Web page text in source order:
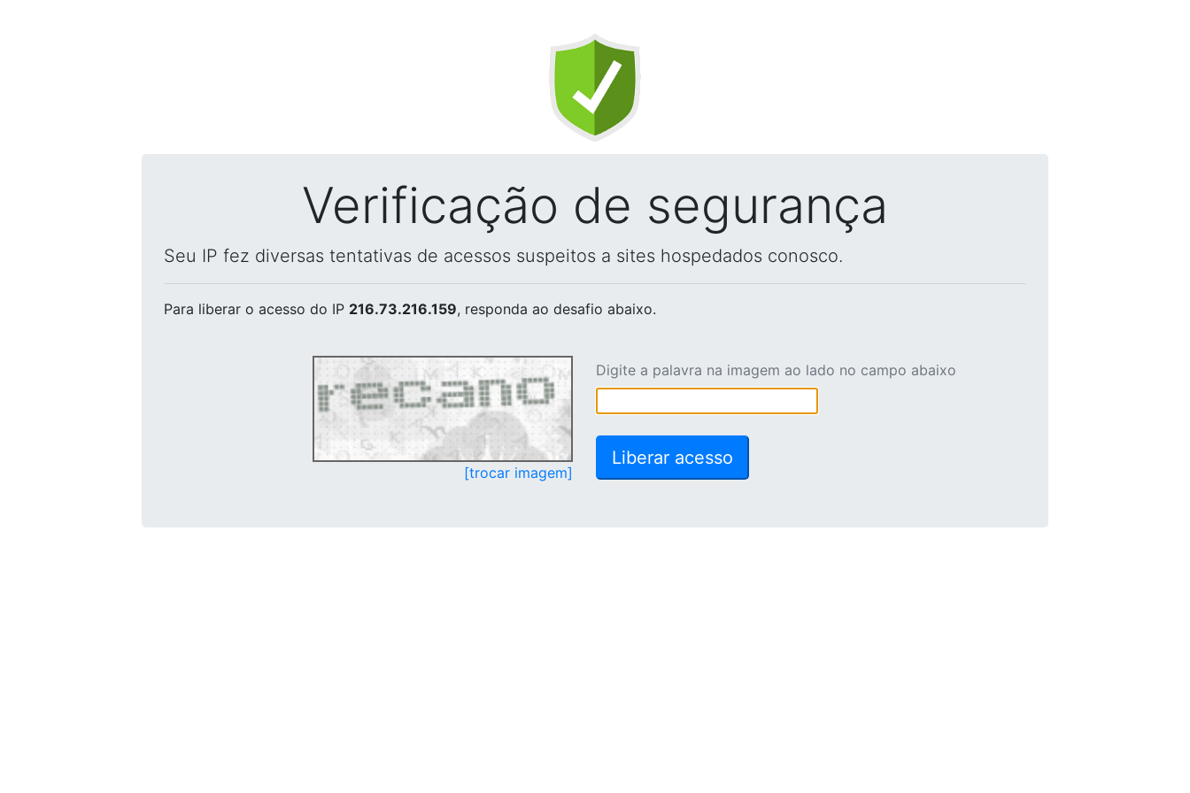
Verificação de segurança
Seu IP fez diversas tentativas de acessos suspeitos a sites hospedados conosco.
Para liberar o acesso do IP 216.73.216.159, responda ao desafio abaixo.
[trocar imagem]
Digite a palavra na imagem ao lado no campo abaixo